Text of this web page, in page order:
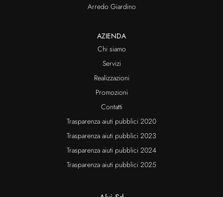
Arredo Giardino
AZIENDA
Chi siamo
Servizi
Realizzazioni
Promozioni
Contatti
Trasparenza aiuti pubblici 2020
Trasparenza aiuti pubblici 2023
Trasparenza aiuti pubblici 2024
Trasparenza aiuti pubblici 2025